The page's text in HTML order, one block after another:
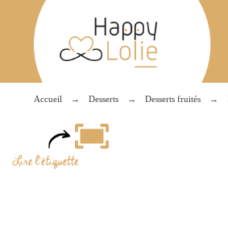
Accueil Desserts Desserts fruités